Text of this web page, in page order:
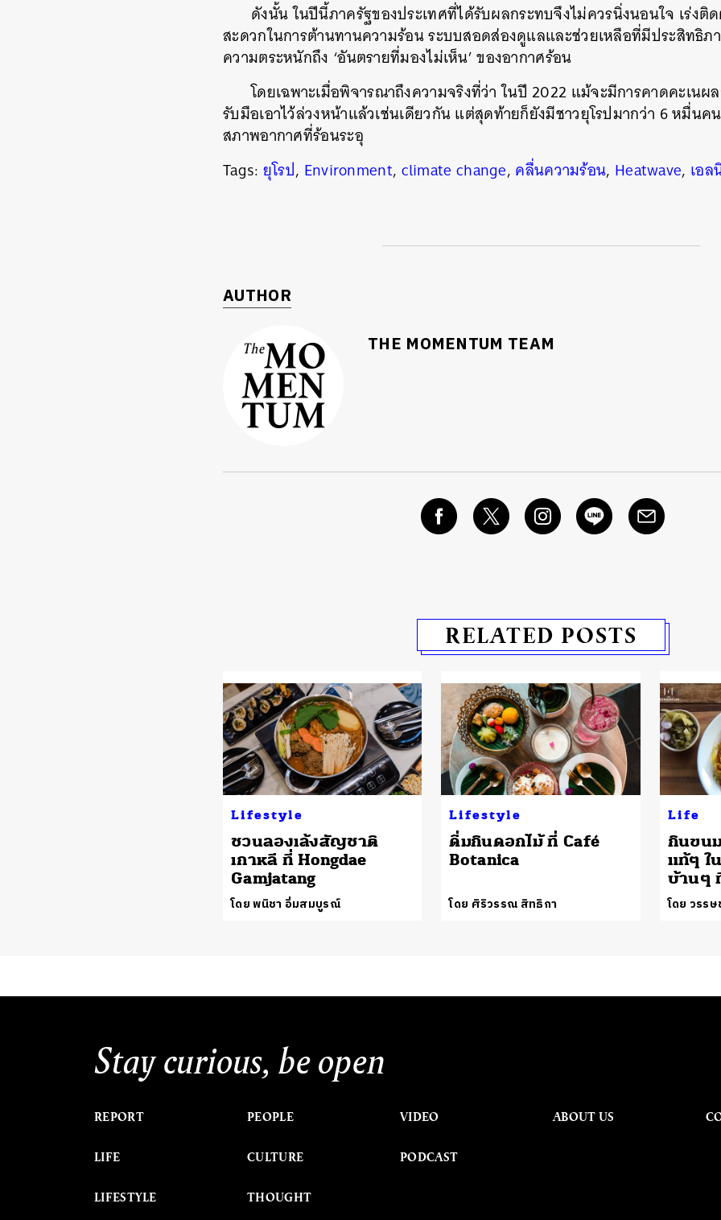
ดังนั้น ในปีนี้ภาครัฐของประเทศที่ได้รับผลกระทบจึงไม่ควรนิ่งนอนใจ เร่งติ
สะดวกในการต้านทานความร้อน ระบบสอดส่องดูแลและช่วยเหลือที่มีประสิทธิภ
ความตระหนักถึง ‘อันตรายที่มองไม่เห็น’ ของอากาศร้อน
โดยเฉพาะเมื่อพิจารณาถึงความจริงที่ว่า ในปี 2022 แม้จะมีการคาดคะเน
รับมือเอาไว้ล่วงหน้าแล้วเช่นเดียวกัน แต่สุดท้ายก็ยังมีชาวยุโรปมากว่า 6 หมื่นค
สภาพอากาศที่ร้อนระอุ
Tags: ยุโรป, Environment, climate change, คลื่นความร้อน, Heatwave, เอ
AUTHOR
THE MOMENTUM TEAM
RELATED POSTS
Lifestyle
ชวนลองเล้งสัญชาติ
เกาหลี ที่ Hongdae
Gamjatang
โดย พนิชา อิ่มสมบูรณ์
Lifestyle
ดื่มกินดอกไม้ ที่ Café
Botanica
โดย ศิริวรรณ สิทธิกา
Life
กินขน
แท้ๆ ใ
บ้านๆ
โดย วรร
Stay curious, be open
REPORT
LIFE
LIFESTYLE
PEOPLE
CULTURE
THOUGHT
VIDEO
PODCAST
ABOUT US